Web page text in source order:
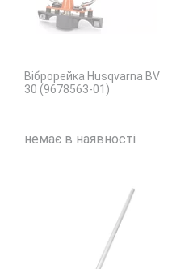
Віброрейка Husqvarna BV
30 (9678563-01)
немає в наявності